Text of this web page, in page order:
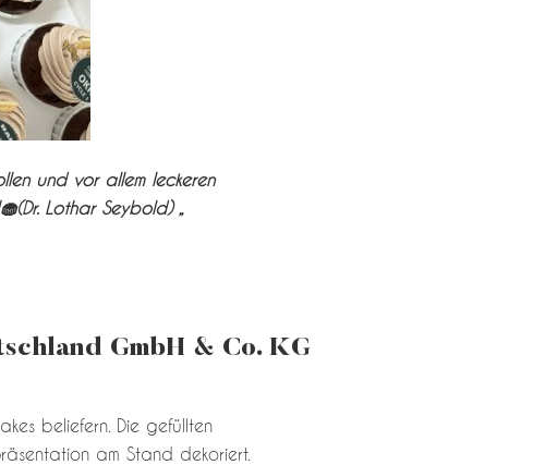
und vor allem leckeren
Lothar Seybold) „
GmbH & Co. KG
beliefern. Die gefüllten
am Stand dekoriert.